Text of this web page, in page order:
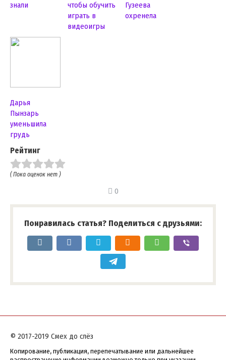
знали
чтобы обучить
играть в
видеоигры
Гузеева
охренела
Дарья
Пынзарь
уменьшила
грудь
Рейтинг
( Пока оценок нет )
0
Понравилась статья? Поделиться с друзьями:
© 2017-2019 Смех до слёз
Копирование, публикация, перепечатывание или дальнейшее